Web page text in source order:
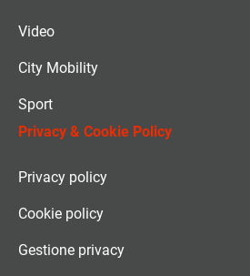
Video
City Mobility
Sport
Privacy & Cookie Policy
Privacy policy
Cookie policy
Gestione privacy